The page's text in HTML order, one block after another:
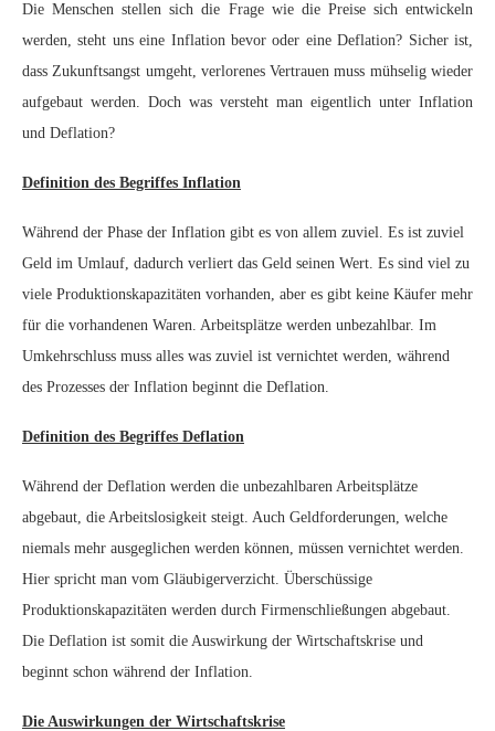
Die Menschen stellen sich die Frage wie die Preise sich entwickeln
werden, steht uns eine Inflation bevor oder eine Deflation? Sicher ist,
dass Zukunftsangst umgeht, verlorenes Vertrauen muss mühselig wieder
aufgebaut werden. Doch was versteht man eigentlich unter Inflation
und Deflation?
Definition des Begriffes Inflation
Während der Phase der Inflation gibt es von allem zuviel. Es ist zuviel
Geld im Umlauf, dadurch verliert das Geld seinen Wert. Es sind viel zu
viele Produktionskapazitäten vorhanden, aber es gibt keine Käufer mehr
für die vorhandenen Waren. Arbeitsplätze werden unbezahlbar. Im
Umkehrschluss muss alles was zuviel ist vernichtet werden, während
des Prozesses der Inflation beginnt die Deflation.
Definition des Begriffes Deflation
Während der Deflation werden die unbezahlbaren Arbeitsplätze
abgebaut, die Arbeitslosigkeit steigt. Auch Geldforderungen, welche
niemals mehr ausgeglichen werden können, müssen vernichtet werden.
Hier spricht man vom Gläubigerverzicht. Überschüssige
Produktionskapazitäten werden durch Firmenschließungen abgebaut.
Die Deflation ist somit die Auswirkung der Wirtschaftskrise und
beginnt schon während der Inflation.
Die Auswirkungen der Wirtschaftskrise